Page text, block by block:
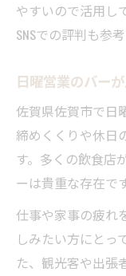
やすいので活用し
SNSでの評判も参
日曜営業のバー
佐賀県佐賀市で日
締めくくりや休日
す。多くの飲食店
ーは貴重な存在です
仕事や家事の疲れ
しみたい方にとっ
た、観光客や出張